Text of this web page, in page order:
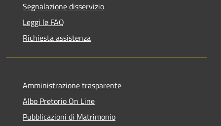
Segnalazione disservizio
Leggi le FAQ
Richiesta assistenza
Amministrazione trasparente
Albo Pretorio On Line
Pubblicazioni di Matrimonio